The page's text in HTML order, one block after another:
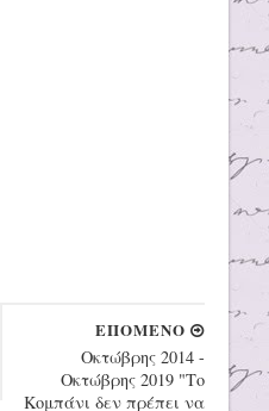
ΕΠΟΜΕΝΟ
Οκτώβρης 2014 -
Οκτώβρης 2019 "Το
Κομπάνι δεν πρέπει να